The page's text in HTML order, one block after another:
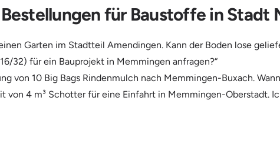
für Baustoffe in Stadt
Garten im Stadtteil Amendingen. Kann der Boden lose
32) für ein Bauprojekt in Memmingen anfragen?“
von 10 Big Bags Rindenmulch nach Memmingen-Buxach.
von 4 m³ Schotter für eine Einfahrt in Memmingen-Oberstadt.